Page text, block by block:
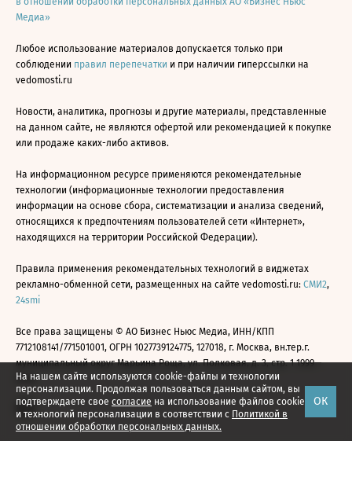
На нашем сайте используются cookie-файлы и технологии
персонализации. Продолжая пользоваться данным сайтом, вы
подтверждаете свое согласие на использование файлов cookie
и технологий персонализации в соответствии с Политикой в
отношении обработки персональных данных.
ОК
Медиа»
Любое использование материалов допускается только при
соблюдении правил перепечатки и при наличии гиперссылки на
vedomosti.ru
Новости, аналитика, прогнозы и другие материалы, представленные
на данном сайте, не являются офертой или рекомендацией к покупке
или продаже каких-либо активов.
На информационном ресурсе применяются рекомендательные
технологии (информационные технологии предоставления
информации на основе сбора, систематизации и анализа сведений,
относящихся к предпочтениям пользователей сети «Интернет»,
находящихся на территории Российской Федерации).
Правила применения рекомендательных технологий в виджетах
рекламно-обменной сети, размещенных на сайте vedomosti.ru: СМИ2,
24smi
Все права защищены © АО Бизнес Ньюс Медиа, ИНН/КПП
7712108141/771501001, ОГРН 1027739124775, 127018, г. Москва, вн.тер.г.
муниципальный округ Марьина Роща, ул. Полковая, д. 3, стр. 1 1999—
2026